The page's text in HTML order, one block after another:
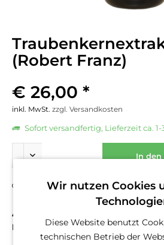
(Robert Franz)
€ 26,00 *
inkl. MwSt. zzgl. Versandkosten
Sofort versandfertig, Lieferzeit ca.
In den
Merken Fragen zum
Artikel-Nr.:
EAN
10402
Wir nutzen Cookies
Diese Website benutzt
technischen Betrieb der